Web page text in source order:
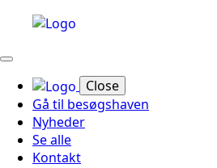
Close
Gå til besøgshaven
Nyheder
Se alle
Kontakt